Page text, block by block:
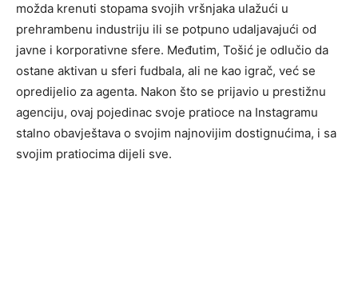
možda krenuti stopama svojih vršnjaka ulažući u
prehrambenu industriju ili se potpuno udaljavajući od
javne i korporativne sfere. Međutim, Tošić je odlučio da
ostane aktivan u sferi fudbala, ali ne kao igrač, već se
opredijelio za agenta. Nakon što se prijavio u prestižnu
agenciju, ovaj pojedinac svoje pratioce na Instagramu
stalno obavještava o svojim najnovijim dostignućima, i sa
svojim pratiocima dijeli sve.